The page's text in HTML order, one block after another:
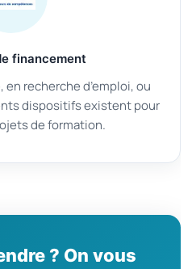
financement
recherche d’emploi, ou
dispositifs existent pour
de formation.
? On vous